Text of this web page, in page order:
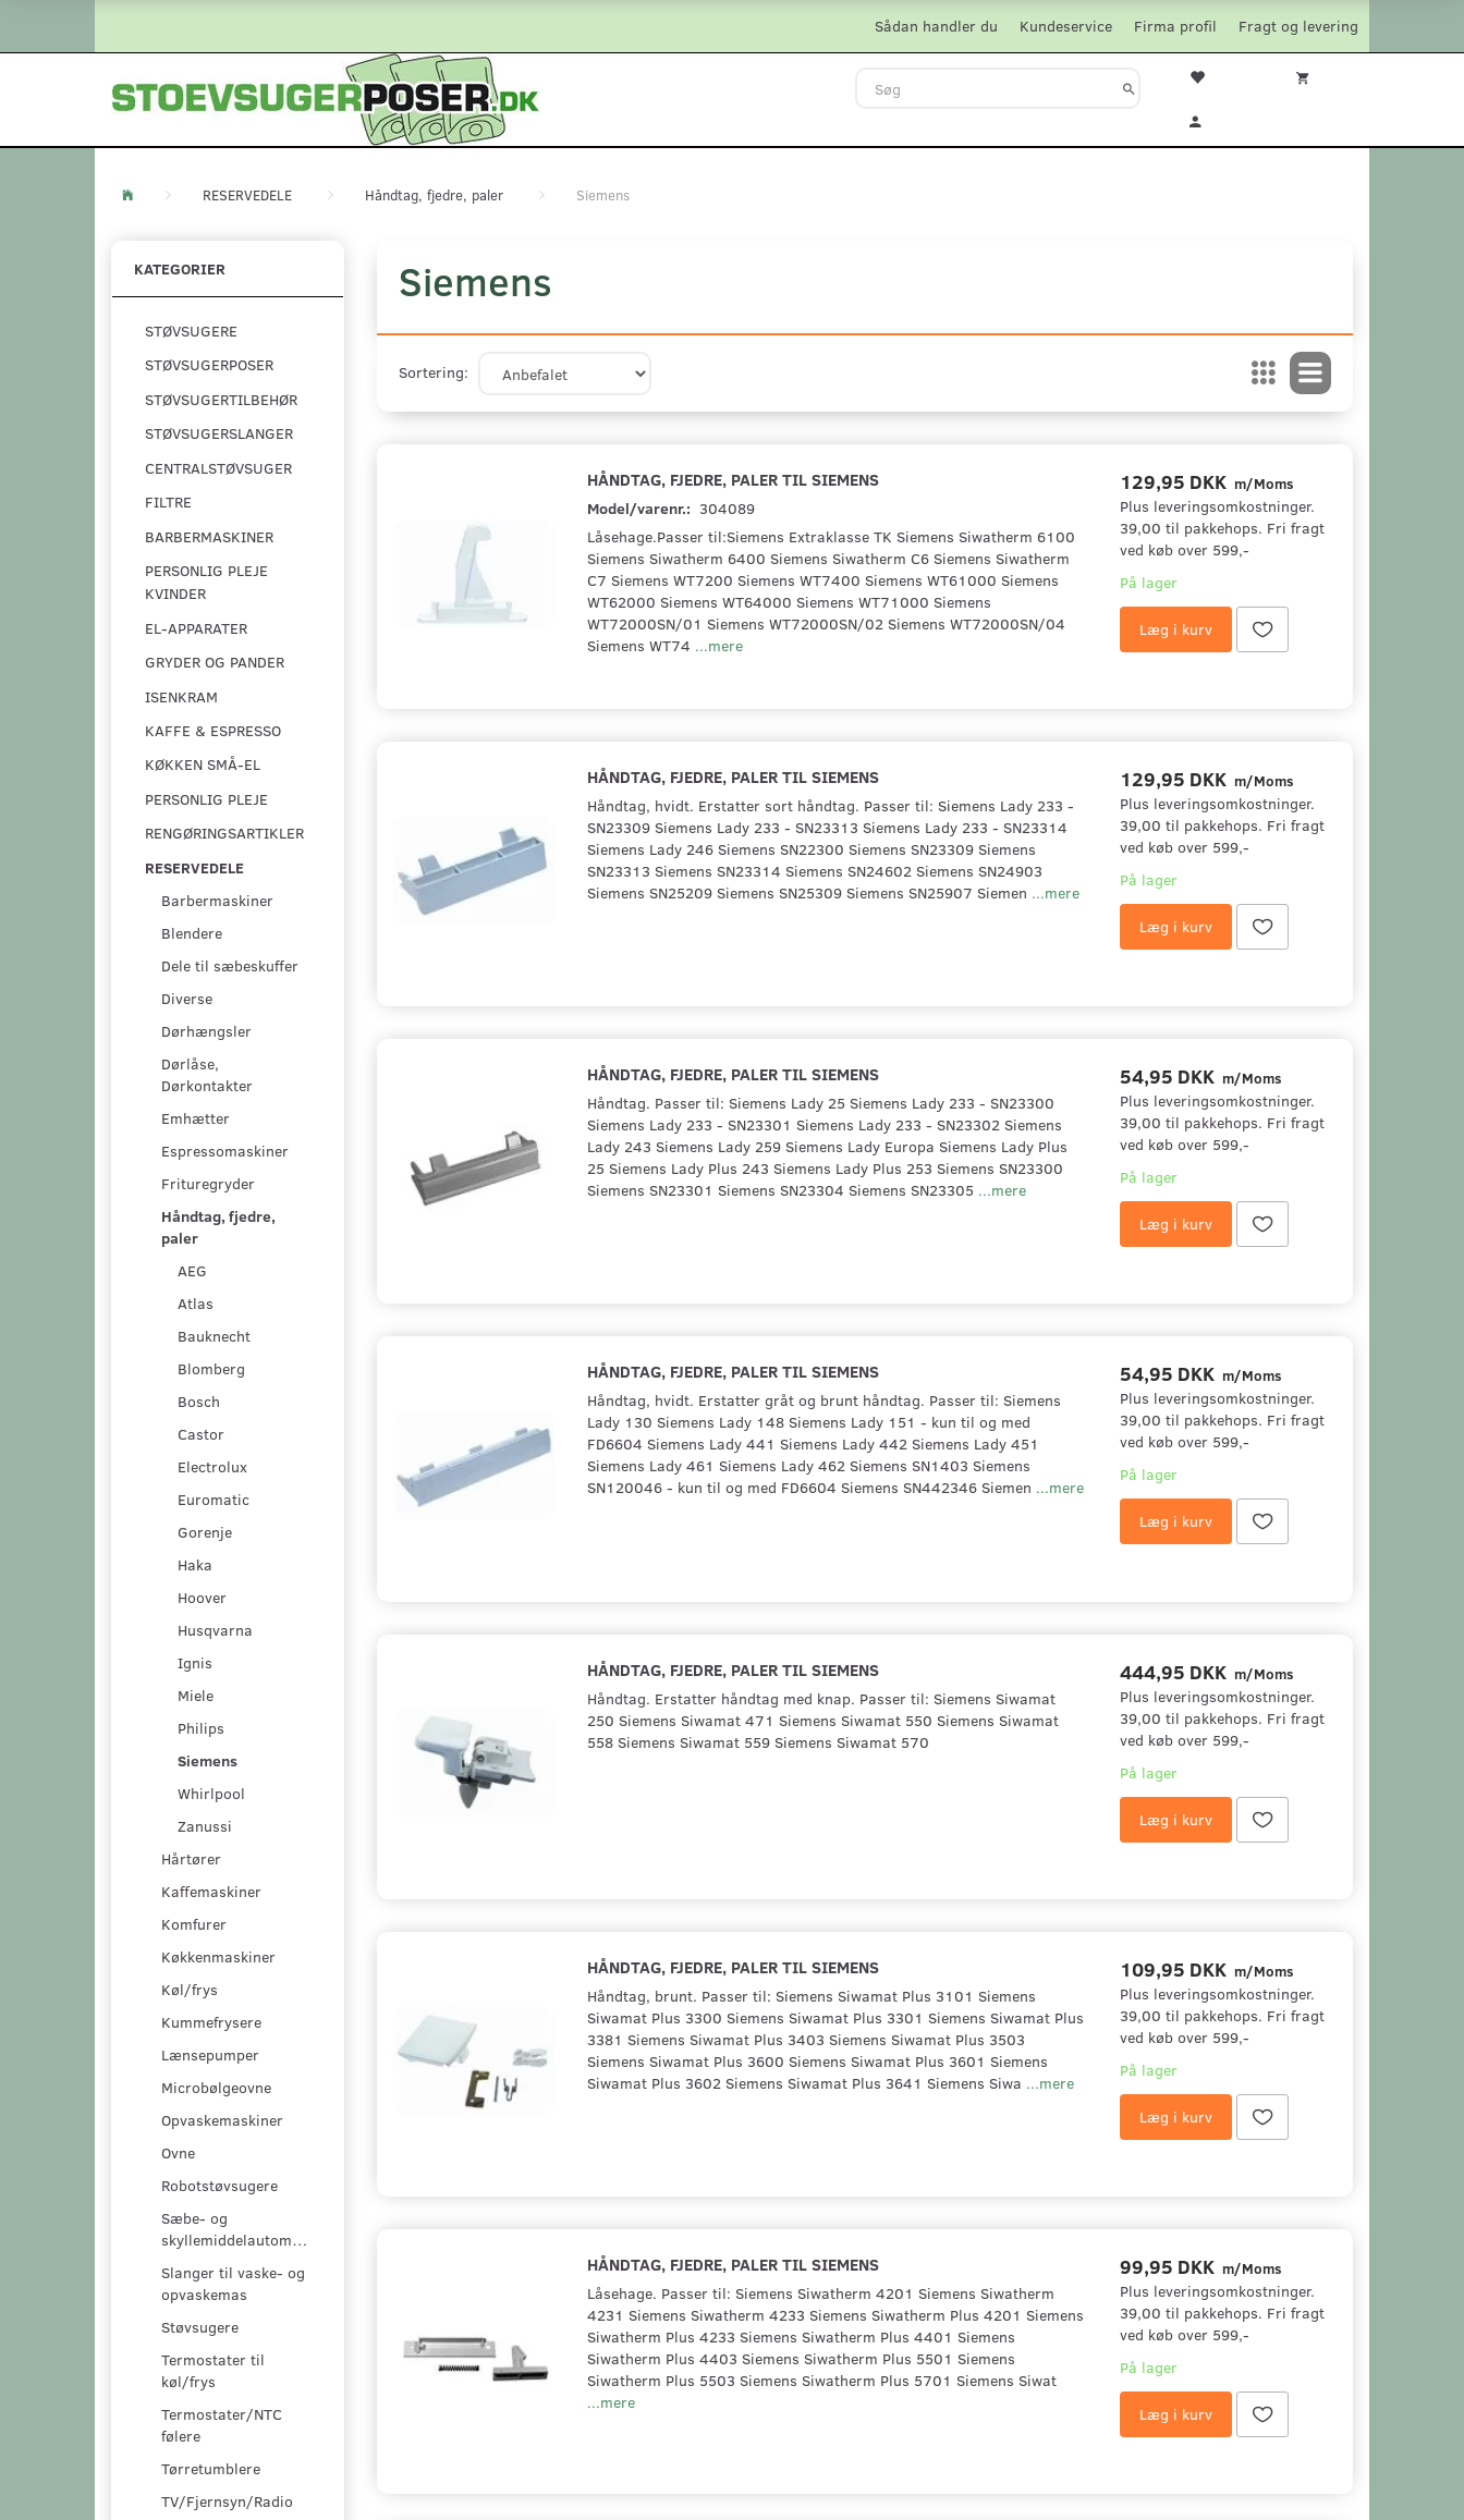
Fragt og levering
Firma profil
Kundeservice
Sådan handler du
RESERVEDELE Håndtag, fjedre, paler Siemens
KATEGORIER
STØVSUGERE
STØVSUGERPOSER
STØVSUGERTILBEHØR
STØVSUGERSLANGER
CENTRALSTØVSUGER
FILTRE
BARBERMASKINER
PERSONLIG PLEJE
KVINDER
EL-APPARATER
GRYDER OG PANDER
ISENKRAM
KAFFE & ESPRESSO
KØKKEN SMÅ-EL
PERSONLIG PLEJE
RENGØRINGSARTIKLER
RESERVEDELE
Barbermaskiner
Blendere
Dele til sæbeskuffer
Diverse
Dørhængsler
Dørlåse,
Dørkontakter
Emhætter
Espressomaskiner
Frituregryder
Håndtag, fjedre,
paler
AEG
Atlas
Bauknecht
Blomberg
Bosch
Castor
Electrolux
Euromatic
Gorenje
Haka
Hoover
Husqvarna
Ignis
Miele
Philips
Siemens
Whirlpool
Zanussi
Hårtører
Kaffemaskiner
Komfurer
Køkkenmaskiner
Køl/frys
Kummefrysere
Lænsepumper
Microbølgeovne
Opvaskemaskiner
Ovne
Robotstøvsugere
Sæbe- og
skyllemiddelautomater
Slanger til vaske- og
opvaskemas
Støvsugere
Termostater til
køl/frys
Termostater/NTC
følere
Tørretumblere
TV/Fjernsyn/Radio
Siemens
Sortering:
HÅNDTAG, FJEDRE, PALER TIL SIEMENS
Model/varenr.: 304089
Låsehage.Passer til:Siemens Extraklasse TK Siemens Siwatherm 6100
Siemens Siwatherm 6400 Siemens Siwatherm C6 Siemens Siwatherm
C7 Siemens WT7200 Siemens WT7400 Siemens WT61000 Siemens
WT62000 Siemens WT64000 Siemens WT71000 Siemens
WT72000SN/01 Siemens WT72000SN/02 Siemens WT72000SN/04
Siemens WT74 ...mere
129,95 DKK m/Moms
Plus leveringsomkostninger.
39,00 til pakkehops. Fri fragt
ved køb over 599,-
På lager
Læg i kurv
HÅNDTAG, FJEDRE, PALER TIL SIEMENS
Håndtag, hvidt. Erstatter sort håndtag. Passer til: Siemens Lady 233 -
SN23309 Siemens Lady 233 - SN23313 Siemens Lady 233 - SN23314
Siemens Lady 246 Siemens SN22300 Siemens SN23309 Siemens
SN23313 Siemens SN23314 Siemens SN24602 Siemens SN24903
Siemens SN25209 Siemens SN25309 Siemens SN25907 Siemen ...mere
129,95 DKK m/Moms
Plus leveringsomkostninger.
39,00 til pakkehops. Fri fragt
ved køb over 599,-
På lager
Læg i kurv
HÅNDTAG, FJEDRE, PALER TIL SIEMENS
Håndtag. Passer til: Siemens Lady 25 Siemens Lady 233 - SN23300
Siemens Lady 233 - SN23301 Siemens Lady 233 - SN23302 Siemens
Lady 243 Siemens Lady 259 Siemens Lady Europa Siemens Lady Plus
25 Siemens Lady Plus 243 Siemens Lady Plus 253 Siemens SN23300
Siemens SN23301 Siemens SN23304 Siemens SN23305 ...mere
54,95 DKK m/Moms
Plus leveringsomkostninger.
39,00 til pakkehops. Fri fragt
ved køb over 599,-
På lager
Læg i kurv
HÅNDTAG, FJEDRE, PALER TIL SIEMENS
Håndtag, hvidt. Erstatter gråt og brunt håndtag. Passer til: Siemens
Lady 130 Siemens Lady 148 Siemens Lady 151 - kun til og med
FD6604 Siemens Lady 441 Siemens Lady 442 Siemens Lady 451
Siemens Lady 461 Siemens Lady 462 Siemens SN1403 Siemens
SN120046 - kun til og med FD6604 Siemens SN442346 Siemen ...mere
54,95 DKK m/Moms
Plus leveringsomkostninger.
39,00 til pakkehops. Fri fragt
ved køb over 599,-
På lager
Læg i kurv
HÅNDTAG, FJEDRE, PALER TIL SIEMENS
Håndtag. Erstatter håndtag med knap. Passer til: Siemens Siwamat
250 Siemens Siwamat 471 Siemens Siwamat 550 Siemens Siwamat
558 Siemens Siwamat 559 Siemens Siwamat 570
444,95 DKK m/Moms
Plus leveringsomkostninger.
39,00 til pakkehops. Fri fragt
ved køb over 599,-
På lager
Læg i kurv
HÅNDTAG, FJEDRE, PALER TIL SIEMENS
Håndtag, brunt. Passer til: Siemens Siwamat Plus 3101 Siemens
Siwamat Plus 3300 Siemens Siwamat Plus 3301 Siemens Siwamat Plus
3381 Siemens Siwamat Plus 3403 Siemens Siwamat Plus 3503
Siemens Siwamat Plus 3600 Siemens Siwamat Plus 3601 Siemens
Siwamat Plus 3602 Siemens Siwamat Plus 3641 Siemens Siwa ...mere
109,95 DKK m/Moms
Plus leveringsomkostninger.
39,00 til pakkehops. Fri fragt
ved køb over 599,-
På lager
Læg i kurv
HÅNDTAG, FJEDRE, PALER TIL SIEMENS
Låsehage. Passer til: Siemens Siwatherm 4201 Siemens Siwatherm
4231 Siemens Siwatherm 4233 Siemens Siwatherm Plus 4201 Siemens
Siwatherm Plus 4233 Siemens Siwatherm Plus 4401 Siemens
Siwatherm Plus 4403 Siemens Siwatherm Plus 5501 Siemens
Siwatherm Plus 5503 Siemens Siwatherm Plus 5701 Siemens Siwat
...mere
99,95 DKK m/Moms
Plus leveringsomkostninger.
39,00 til pakkehops. Fri fragt
ved køb over 599,-
På lager
Læg i kurv